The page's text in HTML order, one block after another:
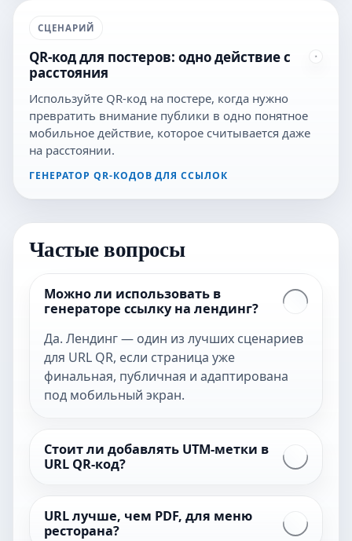
СЦЕНАРИЙ
QR-код для постеров: одно действие с
расстояния
Используйте QR-код на постере, когда нужно
превратить внимание публики в одно понятное
мобильное действие, которое считывается даже
на расстоянии.
ГЕНЕРАТОР QR-КОДОВ ДЛЯ ССЫЛОК
Частые вопросы
Можно ли использовать в
генераторе ссылку на лендинг?
Да. Лендинг — один из лучших сценариев
для URL QR, если страница уже
финальная, публичная и адаптирована
под мобильный экран.
Стоит ли добавлять UTM-метки в
URL QR-код?
URL лучше, чем PDF, для меню
ресторана?